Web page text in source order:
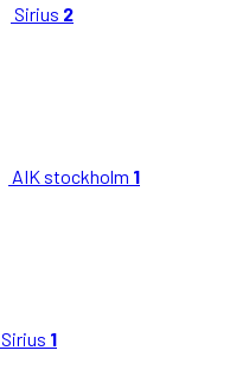
Sirius 2
AIK stockholm 1
Sirius 1